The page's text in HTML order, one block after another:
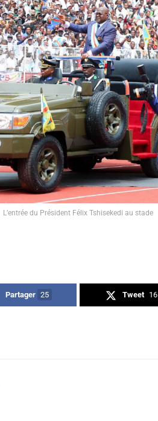
L’entrée du Président Félix Tshisekedi au stade
Partager 25 Tweet 16